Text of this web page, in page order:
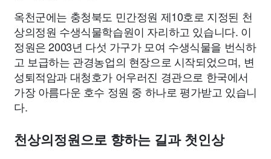
옥천군에는 충청북도 민간정원 제10호로 지정된 천
상의정원 수생식물학습원이 자리하고 있습니다. 이
정원은 2003년 다섯 가구가 모여 수생식물을 번식하
고 보급하는 관경농업의 현장으로 시작되었으며, 변
성퇴적암과 대청호가 어우러진 경관으로 한국에서
가장 아름다운 호수 정원 중 하나로 평가받고 있습니
다.
천상의정원으로 향하는 길과 첫인상